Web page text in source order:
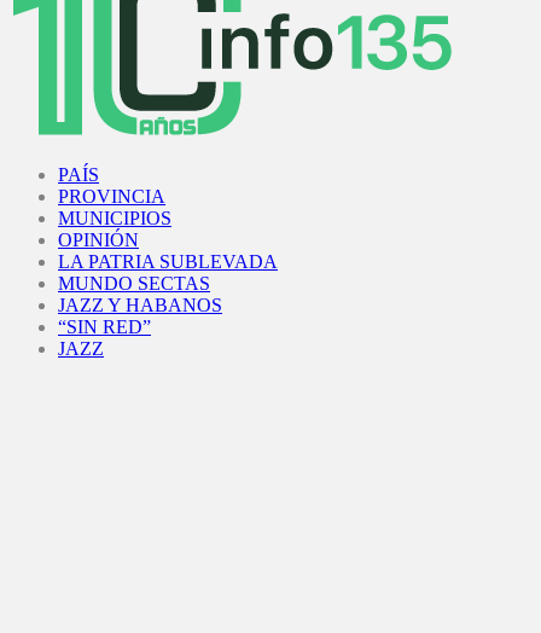
PAÍS
PROVINCIA
MUNICIPIOS
OPINIÓN
LA PATRIA SUBLEVADA
MUNDO SECTAS
JAZZ Y HABANOS
“SIN RED”
JAZZ